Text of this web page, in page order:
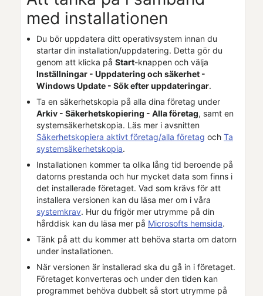
med installationen
Du bör uppdatera ditt operativsystem innan du
startar din installation/uppdatering. Detta gör du
genom att klicka på Start-knappen och välja
Inställningar - Uppdatering och säkerhet -
Windows Update - Sök efter uppdateringar.
Ta en säkerhetskopia på alla dina företag under
Arkiv - Säkerhetskopiering - Allaföretag, samt en
systemsäkerhetskopia. Läs mer i avsnitten
Säkerhetskopiera aktivt företag/alla företag och Ta
systemsäkerhetskopia.
Installationen kommer ta olika lång tid beroende på
datorns prestanda och hur mycket data som finns i
det installerade företaget. Vad som krävs för att
installera versionen kan du läsa mer om i våra
systemkrav. Hur du frigör mer utrymme på din
hårddisk kan du läsa mer på Microsofts hemsida.
Tänk på att du kommer att behöva starta om datorn
under installationen.
När versionen är installerad ska du gå in i företaget.
Företaget konverteras och under den tiden kan
programmet behöva dubbelt så stort utrymme på